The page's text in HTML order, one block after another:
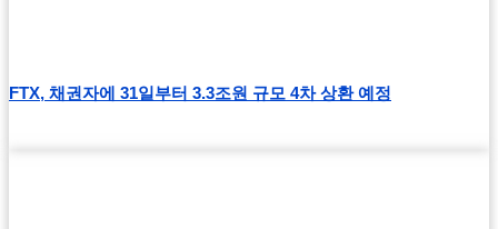
FTX, 채권자에 31일부터 3.3조원 규모 4차 상환 예정